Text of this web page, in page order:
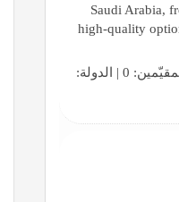
Saudi Arabia,
high-quality